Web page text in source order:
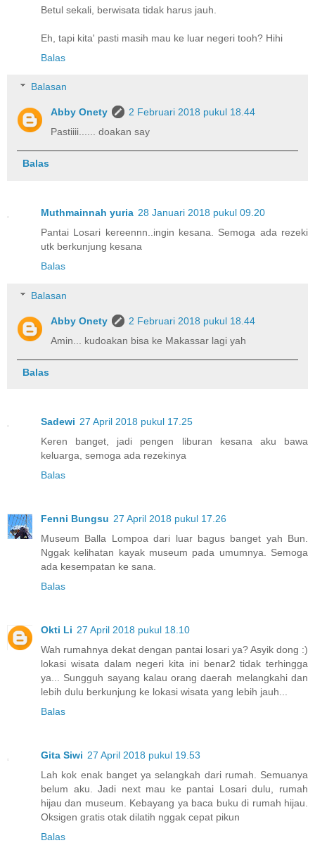
Betul sekali, berwisata tidak harus jauh.
Eh, tapi kita' pasti masih mau ke luar negeri tooh? Hihi
Balas
Balasan
Abby Onety
2 Februari 2018 pukul 18.44
Pastiiii...... doakan say
Balas
Muthmainnah yuria 28 Januari 2018 pukul 09.20
Pantai Losari kereennn..ingin kesana. Semoga ada rezeki
utk berkunjung kesana
Balas
Balasan
Abby Onety
2 Februari 2018 pukul 18.44
Amin... kudoakan bisa ke Makassar lagi yah
Balas
Sadewi 27 April 2018 pukul 17.25
Keren banget, jadi pengen liburan kesana aku bawa
keluarga, semoga ada rezekinya
Balas
Fenni Bungsu 27 April 2018 pukul 17.26
Museum Balla Lompoa dari luar bagus banget yah Bun.
Nggak kelihatan kayak museum pada umumnya. Semoga
ada kesempatan ke sana.
Balas
Okti Li 27 April 2018 pukul 18.10
Wah rumahnya dekat dengan pantai losari ya? Asyik dong :)
lokasi wisata dalam negeri kita ini benar2 tidak terhingga
ya... Sungguh sayang kalau orang daerah melangkahi dan
lebih dulu berkunjung ke lokasi wisata yang lebih jauh...
Balas
Gita Siwi 27 April 2018 pukul 19.53
Lah kok enak banget ya selangkah dari rumah. Semuanya
belum aku. Jadi next mau ke pantai Losari dulu, rumah
hijau dan museum. Kebayang ya baca buku di rumah hijau.
Oksigen gratis otak dilatih nggak cepat pikun
Balas